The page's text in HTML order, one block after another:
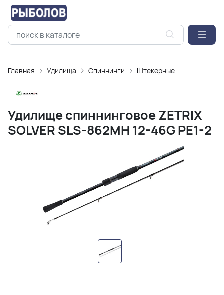
Главная Удилищa Спиннинги Штекерные
Удилище спиннинговое ZETRIX
SOLVER SLS-862MH 12-46G PE1-2